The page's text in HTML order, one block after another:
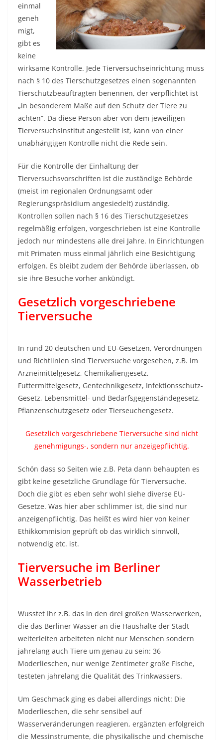
einmal
geneh
migt,
gibt es
keine
wirksame Kontrolle. Jede Tierversuchseinrichtung muss
nach § 10 des Tierschutzgesetzes einen sogenannten
Tierschutzbeauftragten benennen, der verpflichtet ist
„in besonderem Maße auf den Schutz der Tiere zu
achten“. Da diese Person aber von dem jeweiligen
Tierversuchsinstitut angestellt ist, kann von einer
unabhängigen Kontrolle nicht die Rede sein.
Für die Kontrolle der Einhaltung der
Tierversuchsvorschriften ist die zuständige Behörde
(meist im regionalen Ordnungsamt oder
Regierungspräsidium angesiedelt) zuständig.
Kontrollen sollen nach § 16 des Tierschutzgesetzes
regelmäßig erfolgen, vorgeschrieben ist eine Kontrolle
jedoch nur mindestens alle drei Jahre. In Einrichtungen
mit Primaten muss einmal jährlich eine Besichtigung
erfolgen. Es bleibt zudem der Behörde überlassen, ob
sie ihre Besuche vorher ankündigt.
Gesetzlich vorgeschriebene
Tierversuche
In rund 20 deutschen und EU-Gesetzen, Verordnungen
und Richtlinien sind Tierversuche vorgesehen, z.B. im
Arzneimittelgesetz, Chemikaliengesetz,
Futtermittelgesetz, Gentechnikgesetz, Infektionsschutz-
Gesetz, Lebensmittel- und Bedarfsgegenständegesetz,
Pflanzenschutzgesetz oder Tierseuchengesetz.
Gesetzlich vorgeschriebene Tierversuche sind nicht
genehmigungs-, sondern nur anzeigepflichtig.
Schön dass so Seiten wie z.B. Peta dann behaupten es
gibt keine gesetzliche Grundlage für Tierversuche.
Doch die gibt es eben sehr wohl siehe diverse EU-
Gesetze. Was hier aber schlimmer ist, die sind nur
anzeigenpflichtig. Das heißt es wird hier von keiner
Ethikkommision geprüft ob das wirklich sinnvoll,
notwendig etc. ist.
Tierversuche im Berliner
Wasserbetrieb
Wusstet Ihr z.B. das in den drei großen Wasserwerken,
die das Berliner Wasser an die Haushalte der Stadt
weiterleiten arbeiteten nicht nur Menschen sondern
jahrelang auch Tiere um genau zu sein: 36
Moderlieschen, nur wenige Zentimeter große Fische,
testeten jahrelang die Qualität des Trinkwassers.
Um Geschmack ging es dabei allerdings nicht: Die
Moderlieschen, die sehr sensibel auf
Wasserveränderungen reagieren, ergänzten erfolgreich
die Messinstrumente, die physikalische und chemische